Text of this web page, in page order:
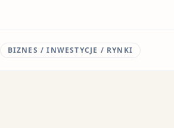
BIZNES / INWESTYCJE / RYNKI